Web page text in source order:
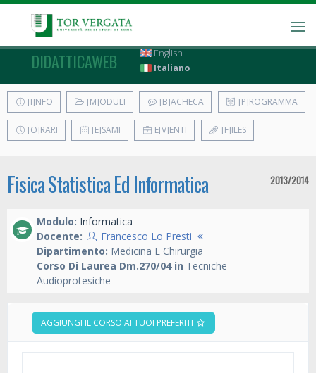
DIDATTICAWEB
English
Italiano
[I]NFO [M]ODULI [B]ACHECA [P]ROGRAMMA
[O]RARI [E]SAMI E[V]ENTI [F]ILES
Fisica Statistica Ed Informatica 2013/2014
Modulo: Informatica
Docente:
Francesco Lo Presti
Dipartimento: Medicina E Chirurgia
Corso Di Laurea Dm.270/04 in Tecniche
Audioprotesiche
AGGIUNGI IL CORSO AI TUOI PREFERITI